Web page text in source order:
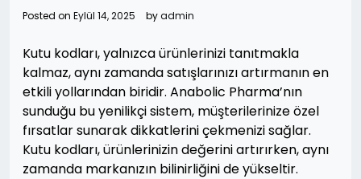
Posted on Eylül 14, 2025 byadmin
Kutu kodları, yalnızca ürünlerinizi tanıtmakla
kalmaz, aynı zamanda satışlarınızı artırmanın en
etkili yollarından biridir. Anabolic Pharma’nın
sunduğu bu yenilikçi sistem, müşterilerinize özel
fırsatlar sunarak dikkatlerini çekmenizi sağlar.
Kutu kodları, ürünlerinizin değerini artırırken, aynı
zamanda markanızın bilinirliğini de yükseltir.